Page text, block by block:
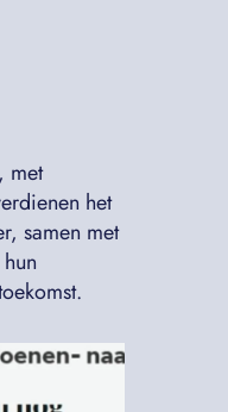
met
het
samen met